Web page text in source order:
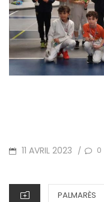
POSTED
11 AVRIL 2023 / 0
CATEGORIES
PALMARÈS